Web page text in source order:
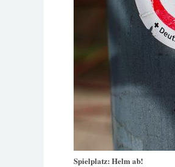
Spielplatz: Helm ab!